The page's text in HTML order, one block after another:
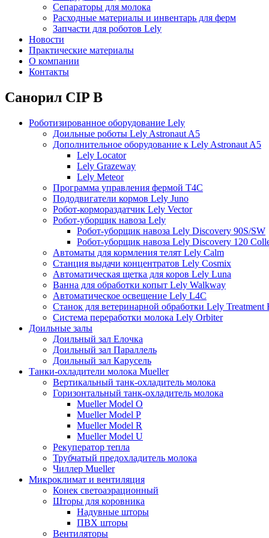
Сепараторы для молока
Расходные материалы и инвентарь для ферм
Запчасти для роботов Lely
Новости
Практические материалы
О компании
Контакты
Санорил CIP B
Роботизированное оборудование Lely
Доильные роботы Lely Astronaut A5
Дополнительное оборудование к Lely Astronaut A5
Lely Locator
Lely Grazeway
Lely Meteor
Программа управления фермой T4C
Пододвигатели кормов Lely Juno
Робот-кормораздатчик Lely Vector
Робот-уборщик навоза Lely
Робот-уборщик навоза Lely Discovery 90S/SW
Робот-уборщик навоза Lely Discovery 120
Автоматы для кормления телят Lely Calm
Станция выдачи концентратов Lely Cosmix
Автоматическая щетка для коров Lely Luna
Ванна для обработки копыт Lely Walkway
Автоматическое освещение Lely L4C
Станок для ветеринарной обработки Lely Treatment
Система переработки молока Lely Orbiter
Доильные залы
Доильный зал Елочка
Доильный зал Параллель
Доильный зал Карусель
Танки-охладители молока Mueller
Вертикальный танк-охладитель молока
Горизонтальный танк-охладитель молока
Mueller Model O
Mueller Model P
Mueller Model R
Mueller Model U
Рекуператор тепла
Трубчатый предохладитель молока
Чиллер Mueller
Микроклимат и вентиляция
Конек светоаэрационный
Шторы для коровника
Надувные шторы
ПВХ шторы
Вентиляторы